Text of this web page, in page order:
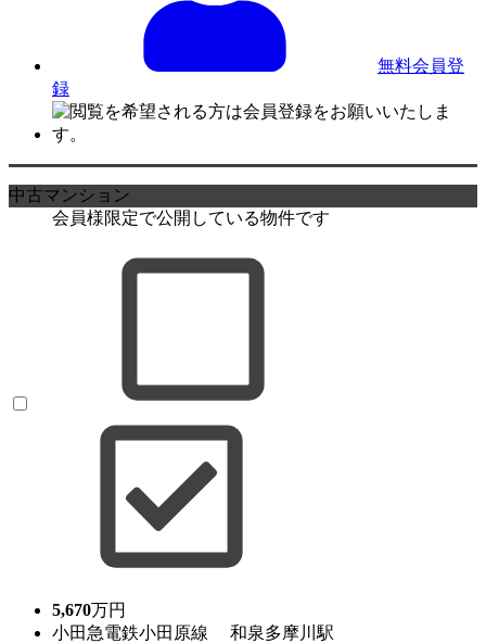
無料会員登
録
中古マンション
会員様限定で公開している物件です
5,670万円
小田急電鉄小田原線 和泉多摩川駅